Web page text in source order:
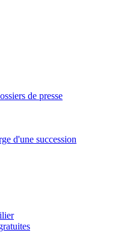
de presse
d'une succession